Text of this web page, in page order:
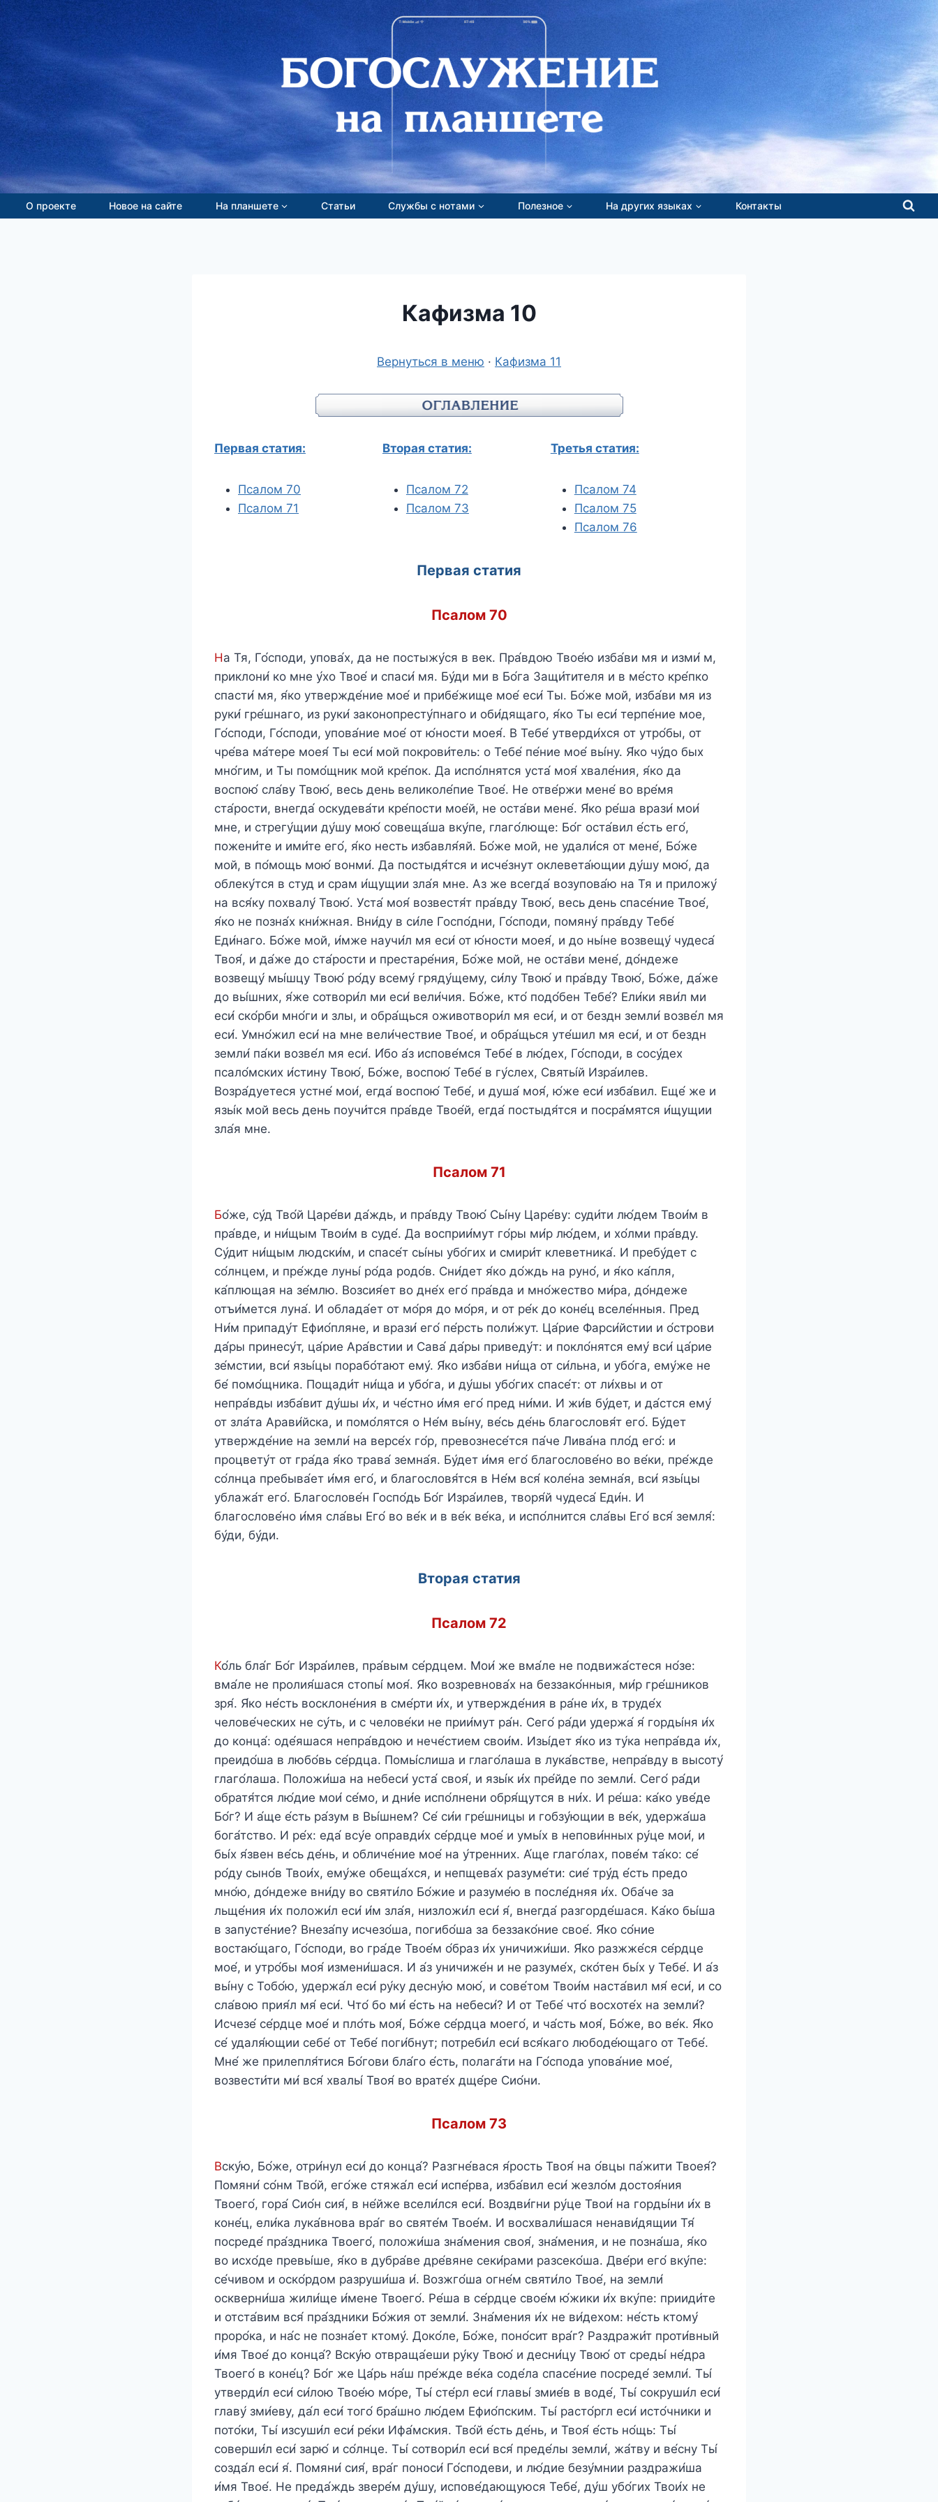
Перейти
содержимому
О проекте Новое на сайте На планшете Статьи Службы с нотами Полезное На других языках Контакты
Кафизма 10
Вернуться в меню · Кафизма 11
Первая статия:
Псалом 70
Псалом 71
Вторая статия:
Псалом 72
Псалом 73
Третья статия:
Псалом 74
Псалом 75
Псалом 76
Первая статия
Псалом 70
На Тя, Го́споди, упова́х, да не постыжу́ся в век. Пра́вдою Твое́ю изба́ви мя и изми́ м,
приклони́ ко мне у́хо Твое́ и спаси́ мя. Бу́ди ми в Бо́га Защи́тителя и в ме́сто кре́пко
спасти́ мя, я́ко утвержде́ние мое́ и прибе́жище мое́ еси́ Ты. Бо́же мой, изба́ви мя из
руки́ гре́шнаго, из руки́ законопресту́пнаго и оби́дящаго, я́ко Ты еси́ терпе́ние мое,
Го́споди, Го́споди, упова́ние мое́ от ю́ности моея́. В Тебе́ утверди́хся от утро́бы, от
чре́ва ма́тере моея́ Ты еси́ мой покрови́тель: о Тебе́ пе́ние мое́ вы́ну. Я́ко чу́до бых
мно́гим, и Ты помо́щник мой кре́пок. Да испо́лнятся уста́ моя́ хвале́ния, я́ко да
воспою́ сла́ву Твою́, весь день великоле́пие Твое́. Не отве́ржи мене́ во вре́мя
ста́рости, внегда́ оскудева́ти кре́пости мое́й, не оста́ви мене́. Я́ко ре́ша врази́ мои́
мне, и стрегу́щии ду́шу мою́ совеща́ша вку́пе, глаго́люще: Бо́г оста́вил е́сть его́,
пожени́те и ими́те его́, я́ко несть избавля́яй. Бо́же мой, не удали́ся от мене́, Бо́же
мой, в по́мощь мою́ вонми́. Да постыдя́тся и исче́знут оклевета́ющии ду́шу мою́, да
облеку́тся в студ и срам и́щущии зла́я мне. Аз же всегда́ возупова́ю на Тя и приложу́
на вся́ку похвалу́ Твою́. Уста́ моя́ возвестя́т пра́вду Твою́, весь день спасе́ние Твое́,
я́ко не позна́х кни́жная. Вни́ду в си́ле Госпо́дни, Го́споди, помяну́ пра́вду Тебе́
Еди́наго. Бо́же мой, и́мже научи́л мя еси́ от ю́ности моея́, и до ны́не возвещу́ чудеса́
Твоя́, и да́же до ста́рости и престаре́ния, Бо́же мой, не оста́ви мене́, до́ндеже
возвещу́ мы́шцу Твою́ ро́ду всему́ гряду́щему, си́лу Твою́ и пра́вду Твою́, Бо́же, да́же
до вы́шних, я́же сотвори́л ми еси́ вели́чия. Бо́же, кто́ подо́бен Тебе́? Ели́ки яви́л ми
еси́ ско́рби мно́ги и злы, и обра́щься оживотвори́л мя еси́, и от бездн земли́ возве́л мя
еси́. Умно́жил еси́ на мне вели́чествие Твое́, и обра́щься уте́шил мя еси́, и от бездн
земли́ па́ки возве́л мя еси́. И́бо а́з испове́мся Тебе́ в лю́дех, Го́споди, в сосу́дех
псало́мских и́стину Твою́, Бо́же, воспою́ Тебе́ в гу́слех, Святы́й Изра́илев.
Возра́дуетеся устне́ мои́, егда́ воспою́ Тебе́, и душа́ моя́, ю́же еси́ изба́вил. Еще́ же и
язы́к мой весь день поучи́тся пра́вде Твое́й, егда́ постыдя́тся и посра́мятся и́щущии
зла́я мне.
Псалом 71
Бо́же, су́д Тво́й Царе́ви да́ждь, и пра́вду Твою́ Сы́ну Царе́ву: суди́ти лю́дем Твои́м в
пра́вде, и ни́щым Твои́м в суде́. Да восприи́мут го́ры ми́р лю́дем, и хо́лми пра́вду.
Су́дит ни́щым людски́м, и спасе́т сы́ны убо́гих и смири́т клеветника́. И пребу́дет с
со́лнцем, и пре́жде луны́ ро́да родо́в. Сни́дет я́ко до́ждь на руно́, и я́ко ка́пля,
ка́плющая на зе́млю. Возсия́ет во дне́х его́ пра́вда и мно́жество ми́ра, до́ндеже
отъи́мется луна́. И облада́ет от мо́ря до мо́ря, и от ре́к до коне́ц вселе́нныя. Пред
Ни́м припаду́т Ефио́пляне, и врази́ его́ пе́рсть поли́жут. Ца́рие Фарси́йстии и о́строви
да́ры принесу́т, ца́рие Ара́встии и Сава́ да́ры приведу́т: и покло́нятся ему́ вси́ ца́рие
зе́мстии, вси́ язы́цы порабо́тают ему́. Я́ко изба́ви ни́ща от си́льна, и убо́га, ему́же не
бе́ помо́щника. Пощади́т ни́ща и убо́га, и ду́шы убо́гих спасе́т: от ли́хвы и от
непра́вды изба́вит ду́шы и́х, и че́стно и́мя его́ пред ни́ми. И жи́в бу́дет, и да́стся ему́
от зла́та Арави́йска, и помо́лятся о Не́м вы́ну, ве́сь де́нь благословя́т его́. Бу́дет
утвержде́ние на земли́ на версе́х го́р, превознесе́тся па́че Лива́на пло́д его́: и
процвету́т от гра́да я́ко трава́ земна́я. Бу́дет и́мя его́ благослове́но во ве́ки, пре́жде
со́лнца пребыва́ет и́мя его́, и благословя́тся в Не́м вся́ коле́на земна́я, вси́ язы́цы
ублажа́т его́. Благослове́н Госпо́дь Бо́г Изра́илев, творя́й чудеса́ Еди́н. И
благослове́но и́мя сла́вы Его́ во ве́к и в ве́к ве́ка, и испо́лнится сла́вы Его́ вся́ земля́:
бу́ди, бу́ди.
Вторая статия
Псалом 72
Ко́ль бла́г Бо́г Изра́илев, пра́вым се́рдцем. Мои́ же вма́ле не подвижа́стеся но́зе:
вма́ле не пролия́шася стопы́ моя́. Я́ко возревнова́х на беззако́нныя, ми́р гре́шников
зря́. Я́ко не́сть восклоне́ния в сме́рти и́х, и утвержде́ния в ра́не и́х, в труде́х
челове́ческих не су́ть, и с челове́ки не прии́мут ра́н. Сего́ ра́ди удержа́ я́ горды́ня и́х
до конца́: оде́яшася непра́вдою и нече́стием свои́м. Изы́дет я́ко из ту́ка непра́вда и́х,
преидо́ша в любо́вь се́рдца. Помы́слиша и глаго́лаша в лука́встве, непра́вду в высоту́
глаго́лаша. Положи́ша на небеси́ уста́ своя́, и язы́к и́х пре́йде по земли́. Сего́ ра́ди
обратя́тся лю́дие мои́ се́мо, и дни́е испо́лнени обря́щутся в ни́х. И ре́ша: ка́ко уве́де
Бо́г? И а́ще е́сть ра́зум в Вы́шнем? Се́ си́и гре́шницы и гобзу́ющии в ве́к, удержа́ша
бога́тство. И ре́х: еда́ всу́е оправди́х се́рдце мое́ и умы́х в непови́нных ру́це мои́, и
бы́х я́звен ве́сь де́нь, и обличе́ние мое́ на у́тренних. А́ще глаго́лах, пове́м та́ко: се́
ро́ду сыно́в Твои́х, ему́же обеща́хся, и непщева́х разуме́ти: сие́ тру́д е́сть предо
мно́ю, до́ндеже вни́ду во святи́ло Бо́жие и разуме́ю в после́дняя и́х. Оба́че за
льще́ния и́х положи́л еси́ и́м зла́я, низложи́л еси́ я́, внегда́ разгорде́шася. Ка́ко бы́ша
в запусте́ние? Внеза́пу исчезо́ша, погибо́ша за беззако́ние свое́. Я́ко со́ние
востаю́щаго, Го́споди, во гра́де Твое́м о́браз и́х уничижи́ши. Я́ко разжже́ся се́рдце
мое́, и утро́бы моя́ измени́шася. И а́з уничиже́н и не разуме́х, ско́тен бы́х у Тебе́. И а́з
вы́ну с Тобо́ю, удержа́л еси́ ру́ку десну́ю мою́, и сове́том Твои́м наста́вил мя́ еси́, и со
сла́вою прия́л мя́ еси́. Что́ бо ми́ е́сть на небеси́? И от Тебе́ что́ восхоте́х на земли́?
Исчезе́ се́рдце мое́ и пло́ть моя́, Бо́же се́рдца моего́, и ча́сть моя́, Бо́же, во ве́к. Я́ко
се́ удаля́ющии себе́ от Тебе́ поги́бнут; потреби́л еси́ вся́каго любоде́ющаго от Тебе́.
Мне́ же прилепля́тися Бо́гови бла́го е́сть, полага́ти на Го́спода упова́ние мое́,
возвести́ти ми́ вся́ хвалы́ Твоя́ во врате́х дще́ре Сио́ни.
Псалом 73
Вску́ю, Бо́же, отри́нул еси́ до конца́? Разгне́вася я́рость Твоя́ на о́вцы па́жити Твоея́?
Помяни́ со́нм Тво́й, его́же стяжа́л еси́ испе́рва, изба́вил еси́ жезло́м достоя́ния
Твоего́, гора́ Сио́н сия́, в не́йже всели́лся еси́. Воздви́гни ру́це Твои́ на горды́ни и́х в
коне́ц, ели́ка лука́внова вра́г во святе́м Твое́м. И восхвали́шася ненави́дящии Тя́
посреде́ пра́здника Твоего́, положи́ша зна́мения своя́, зна́мения, и не позна́ша, я́ко
во исхо́де превы́ше, я́ко в дубра́ве дре́вяне секи́рами разсеко́ша. Две́ри его́ вку́пе:
се́чивом и оско́рдом разруши́ша и́. Возжго́ша огне́м святи́ло Твое́, на земли́
оскверни́ша жили́ще и́мене Твоего́. Ре́ша в се́рдце свое́м ю́жики и́х вку́пе: прииди́те
и отста́вим вся́ пра́здники Бо́жия от земли́. Зна́мения и́х не ви́дехом: не́сть ктому́
проро́ка, и на́с не позна́ет ктому́. Доко́ле, Бо́же, поно́сит вра́г? Раздражи́т проти́вный
и́мя Твое́ до конца́? Вску́ю отвраща́еши ру́ку Твою́ и десни́цу Твою́ от среды́ не́дра
Твоего́ в коне́ц? Бо́г же Ца́рь на́ш пре́жде ве́ка соде́ла спасе́ние посреде́ земли́. Ты́
утверди́л еси́ си́лою Твое́ю мо́ре, Ты́ сте́рл еси́ главы́ змие́в в воде́, Ты́ сокруши́л еси́
главу́ зми́еву, да́л еси́ того́ бра́шно лю́дем Ефио́пским. Ты́ расто́ргл еси́ исто́чники и
пото́ки, Ты́ изсуши́л еси́ ре́ки Ифа́мския. Тво́й е́сть де́нь, и Твоя́ е́сть но́щь: Ты́
соверши́л еси́ зарю́ и со́лнце. Ты́ сотвори́л еси́ вся́ преде́лы земли́, жа́тву и ве́сну Ты́
созда́л еси́ я́. Помяни́ сия́, вра́г поноси́ Го́сподеви, и лю́дие безу́мнии раздражи́ша
и́мя Твое́. Не преда́ждь звере́м ду́шу, испове́дающуюся Тебе́, ду́ш убо́гих Твои́х не